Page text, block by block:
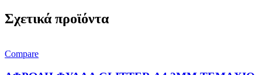
Σχετικά προϊόντα
Compare